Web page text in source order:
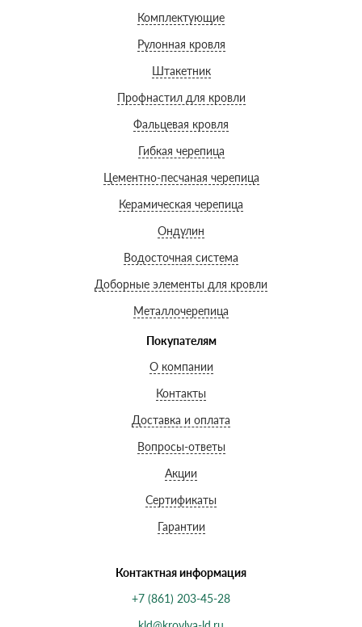
Комплектующие
Рулонная кровля
Штакетник
Профнастил для кровли
Фальцевая кровля
Гибкая черепица
Цементно-песчаная черепица
Керамическая черепица
Ондулин
Водосточная система
Доборные элементы для кровли
Металлочерепица
Покупателям
О компании
Контакты
Доставка и оплата
Вопросы-ответы
Акции
Сертификаты
Гарантии
Контактная информация
+7 (861) 203-45-28